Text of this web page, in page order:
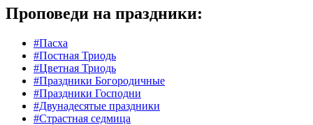
Проповеди на праздники:
#Пасха
#Постная Триодь
#Цветная Триодь
#Праздники Богородичные
#Праздники Господни
#Двунадесятые праздники
#Страстная седмица